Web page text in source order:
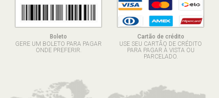
Boleto
GERE UM BOLETO PARA PAGAR
ONDE PREFERIR.
Cartão de crédito
USE SEU CARTÃO DE CRÉDITO
PARA PAGAR À VISTA OU
PARCELADO.